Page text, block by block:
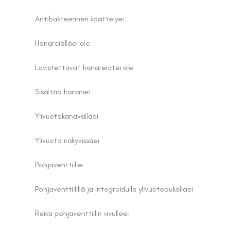
Antibakteerinen käsittelyei
Hanareiälläei ole
Lävistettävät hanareiätei ole
Sisältää hananei
Ylivuotokanavallaei
Ylivuoto näkyvissäei
Pohjaventtiiliei
Pohjaventtiilillä ja integroidulla ylivuotoaukollaei
Reikä pohjaventtiilin vivulleei